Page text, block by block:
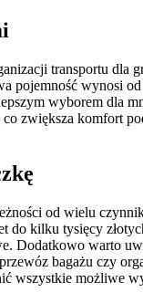
transportu
wynosi
wyborem dla
zwiększa komfort
od wielu
kilku tysięcy
Dodatkowo warto
bagażu czy
wszystkie możliwe